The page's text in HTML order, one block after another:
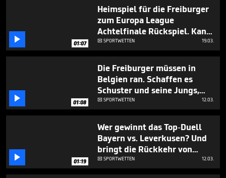
 01:07
Heimspiel für die Freiburger
zum Europa League
Achtelfinale Rückspiel. Kann
der SCF gegen Genk die
Heimspielpleite gegen Union
wett machen?
SPORTWETTEN 19.03.
 01:08
Die Freiburger müssen in
Belgien ran. Schaffen es
Schuster und seine Jungs,
Wunderkind Karetsas zu
stoppen?
SPORTWETTEN 12.03.
 01:19
Wer gewinnt das Top-Duell
Bayern vs. Leverkusen? Und
bringt die Rückkehr von
Dieter Hecking die Wende bei
Wolfsburg?
SPORTWETTEN 12.03.